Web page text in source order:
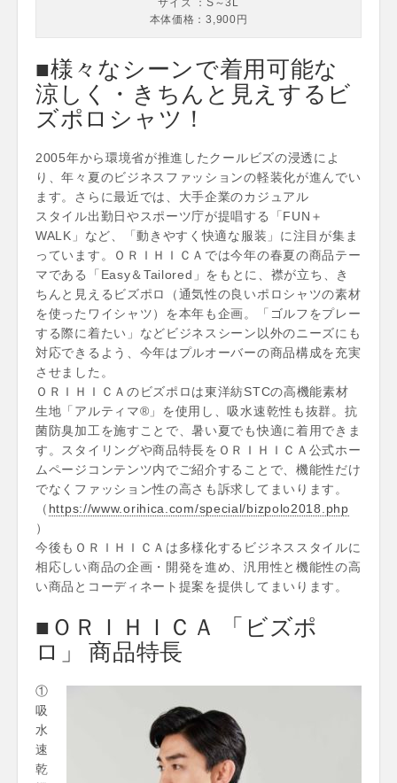
サイズ ：S～3L
本体価格：3,900円
■様々なシーンで着用可能な
涼しく・きちんと見えするビ
ズポロシャツ！
2005年から環境省が推進したクールビズの浸透によ
り、年々夏のビジネスファッションの軽装化が進んでい
ます。さらに最近では、大手企業のカジュアル
スタイル出勤日やスポーツ庁が提唱する「FUN＋
WALK」など、「動きやすく快適な服装」に注目が集ま
っています。ＯＲＩＨＩＣＡでは今年の春夏の商品テー
マである「Easy＆Tailored」をもとに、襟が立ち、き
ちんと見えるビズポロ（通気性の良いポロシャツの素材
を使ったワイシャツ）を本年も企画。「ゴルフをプレー
する際に着たい」などビジネスシーン以外のニーズにも
対応できるよう、今年はプルオーバーの商品構成を充実
させました。
ＯＲＩＨＩＣＡのビズポロは東洋紡STCの高機能素材
生地「アルティマ®」を使用し、吸水速乾性も抜群。抗
菌防臭加工を施すことで、暑い夏でも快適に着用できま
す。スタイリングや商品特長をＯＲＩＨＩＣＡ公式ホー
ムページコンテンツ内でご紹介することで、機能性だけ
でなくファッション性の高さも訴求してまいります。
（ https://www.orihica.com/special/bizpolo2018.php
）
今後もＯＲＩＨＩＣＡは多様化するビジネススタイルに
相応しい商品の企画・開発を進め、汎用性と機能性の高
い商品とコーディネート提案を提供してまいります。
■ＯＲＩＨＩＣＡ 「ビズポ
ロ」 商品特長
①
吸
水
速
乾